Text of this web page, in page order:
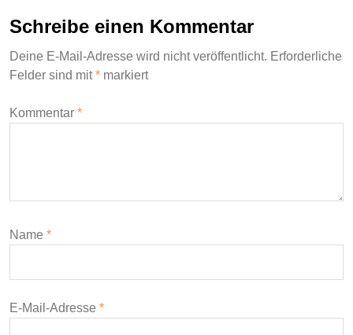
Schreibe einen Kommentar
Deine E-Mail-Adresse wird nicht veröffentlicht. Erforderliche
Felder sind mit* markiert
Kommentar *
Name *
E-Mail-Adresse *